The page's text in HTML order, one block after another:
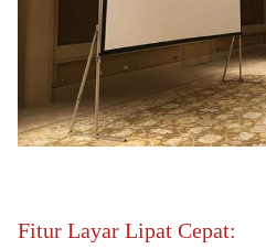
Fitur Layar Lipat Cepat: